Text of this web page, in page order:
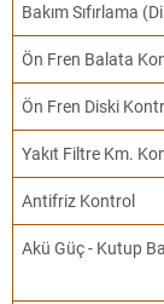
Bakım Sıfırlama
Ön Fren Balata
Ön Fren Diski
Yakıt Filtre Km.
Antifriz Kontrol
Akü Güç - Kutup